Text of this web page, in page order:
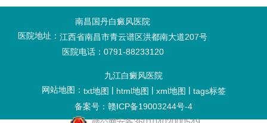
南昌国丹白癜风医院
医院地址： 江西省南昌市青云谱区洪都南大道207号
医院电话：0791-88233120
九江白癜风医院
网站地图： txt地图 | html地图 | xml地图 | tags标签
备案号：赣ICP备19003244号-4